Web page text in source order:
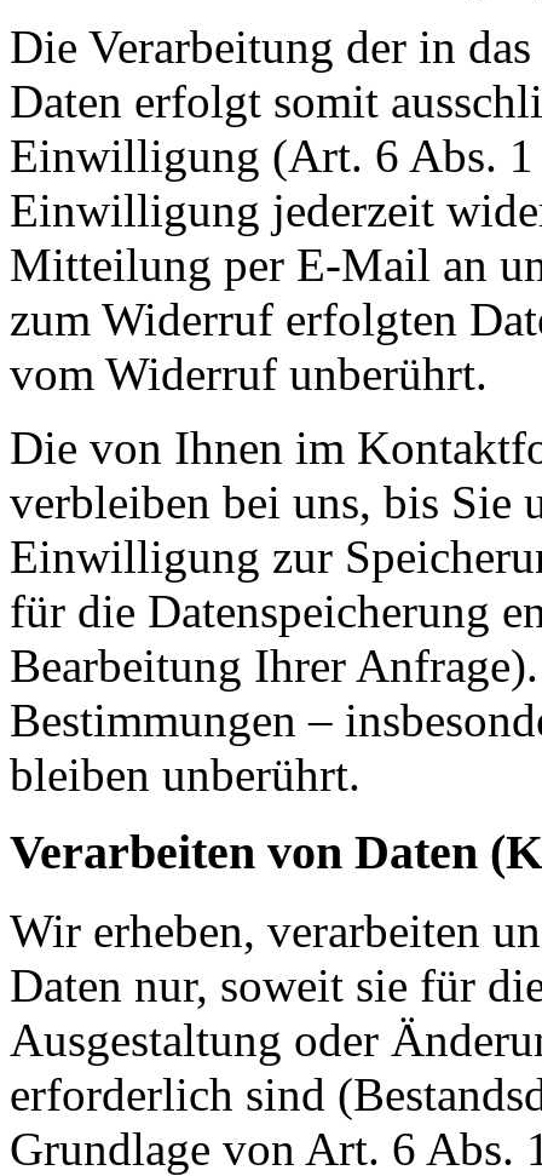
Die Verarbeitung der in
Daten erfolgt somit
Einwilligung (Art. 6 Abs. 1
Einwilligung jederzeit
Mitteilung per E-Mail an
zum Widerruf erfolgten
vom Widerruf unberührt.
Die von Ihnen im
verbleiben bei uns, bis Sie
Einwilligung zur
für die Datenspeicherung
Bearbeitung Ihrer
Bestimmungen –
bleiben unberührt.
Verarbeiten von Daten
Wir erheben, verarbeiten
Daten nur, soweit sie für
Ausgestaltung oder
erforderlich sind
Grundlage von Art. 6 Abs.